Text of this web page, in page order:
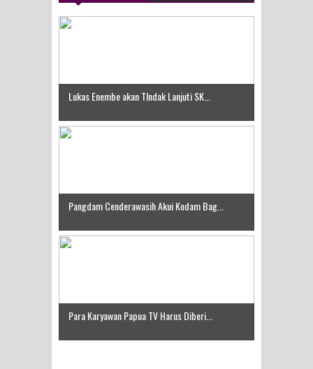
Lukas Enembe akan TIndak Lanjuti SK...
Pangdam Cenderawasih Akui Kodam Bag...
Para Karyawan Papua TV Harus Diberi...